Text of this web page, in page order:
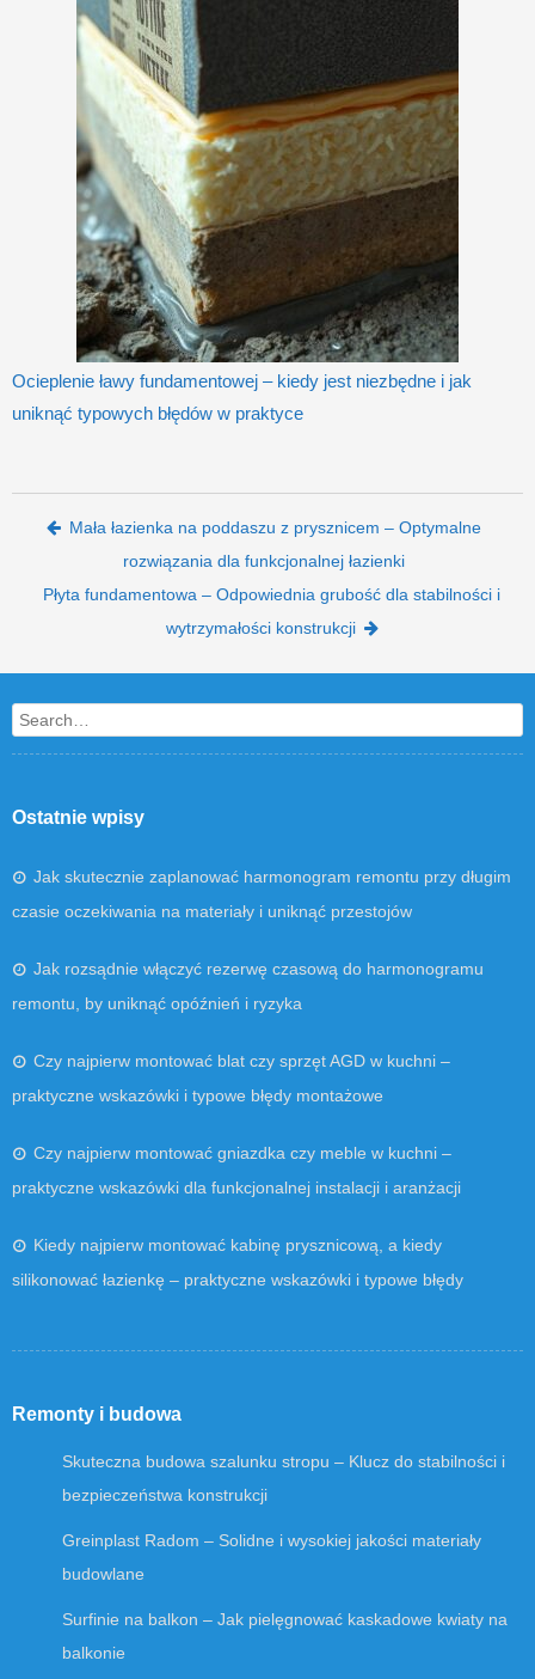
Ocieplenie ławy fundamentowej – kiedy jest niezbędne i jak
uniknąć typowych błędów w praktyce
Post navigation
Mała łazienka na poddaszu z prysznicem – Optymalne
rozwiązania dla funkcjonalnej łazienki
Płyta fundamentowa – Odpowiednia grubość dla stabilności i
wytrzymałości konstrukcji
Search
Ostatnie wpisy
Jak skutecznie zaplanować harmonogram remontu przy długim
czasie oczekiwania na materiały i uniknąć przestojów
Jak rozsądnie włączyć rezerwę czasową do harmonogramu
remontu, by uniknąć opóźnień i ryzyka
Czy najpierw montować blat czy sprzęt AGD w kuchni –
praktyczne wskazówki i typowe błędy montażowe
Czy najpierw montować gniazdka czy meble w kuchni –
praktyczne wskazówki dla funkcjonalnej instalacji i aranżacji
Kiedy najpierw montować kabinę prysznicową, a kiedy
silikonować łazienkę – praktyczne wskazówki i typowe błędy
Remonty i budowa
Skuteczna budowa szalunku stropu – Klucz do stabilności i
bezpieczeństwa konstrukcji
Greinplast Radom – Solidne i wysokiej jakości materiały
budowlane
Surfinie na balkon – Jak pielęgnować kaskadowe kwiaty na
balkonie